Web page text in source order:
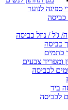
ספיגה לנוער
כביסה
ג'ל / נוזל כביסה
כביסה
כתמים
ומפריד צבעים
לכביסה
ביד
לכביסה